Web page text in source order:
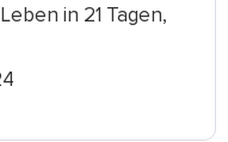
in 21 Tagen,